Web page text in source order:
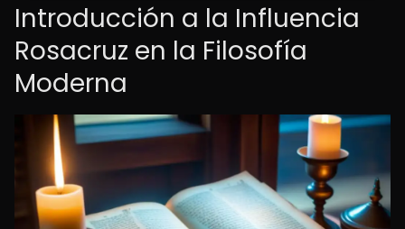
Introducción a la Influencia
Rosacruz en la Filosofía
Moderna